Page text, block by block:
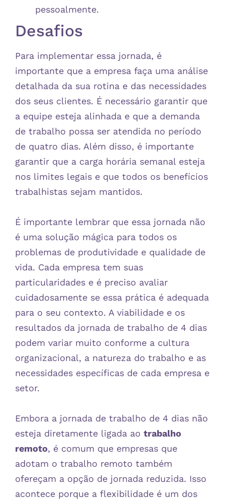
pessoalmente.
Desafios
Para implementar essa jornada, é
importante que a empresa faça uma análise
detalhada da sua rotina e das necessidades
dos seus clientes. É necessário garantir que
a equipe esteja alinhada e que a demanda
de trabalho possa ser atendida no período
de quatro dias. Além disso, é importante
garantir que a carga horária semanal esteja
nos limites legais e que todos os benefícios
trabalhistas sejam mantidos.
É importante lembrar que essa jornada não
é uma solução mágica para todos os
problemas de produtividade e qualidade de
vida. Cada empresa tem suas
particularidades e é preciso avaliar
cuidadosamente se essa prática é adequada
para o seu contexto. A viabilidade e os
resultados da jornada de trabalho de 4 dias
podem variar muito conforme a cultura
organizacional, a natureza do trabalho e as
necessidades específicas de cada empresa e
setor.
Embora a jornada de trabalho de 4 dias não
esteja diretamente ligada ao trabalho
remoto, é comum que empresas que
adotam o trabalho remoto também
ofereçam a opção de jornada reduzida. Isso
acontece porque a flexibilidade é um dos